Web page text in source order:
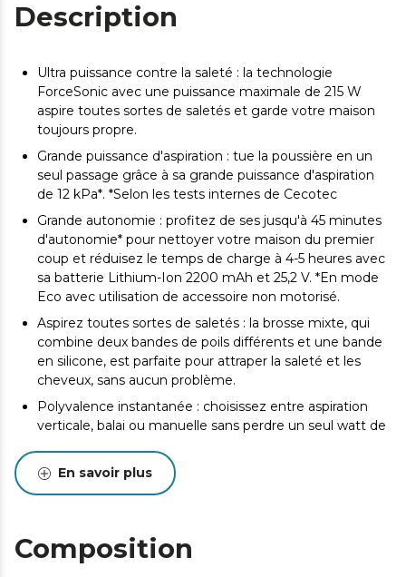
Description
Ultra puissance contre la saleté : la technologie
ForceSonic avec une puissance maximale de 215 W
aspire toutes sortes de saletés et garde votre maison
toujours propre.
Grande puissance d'aspiration : tue la poussière en un
seul passage grâce à sa grande puissance d'aspiration
de 12 kPa*. *Selon les tests internes de Cecotec
Grande autonomie : profitez de ses jusqu'à 45 minutes
d'autonomie* pour nettoyer votre maison du premier
coup et réduisez le temps de charge à 4-5 heures avec
sa batterie Lithium-Ion 2200 mAh et 25,2 V. *En mode
Eco avec utilisation de accessoire non motorisé.
Aspirez toutes sortes de saletés : la brosse mixte, qui
combine deux bandes de poils différents et une bande
en silicone, est parfaite pour attraper la saleté et les
cheveux, sans aucun problème.
Polyvalence instantanée : choisissez entre aspiration
verticale, balai ou manuelle sans perdre un seul watt de
facilite votre liberté de mouvement. Visualisez le niveau
de la batterie et le mode de nettoyage sur son écran
adapter son utilisation à chaque circonstance sans
perdre en efficacité ni en puissance d'aspiration.
En savoir plus
Composition